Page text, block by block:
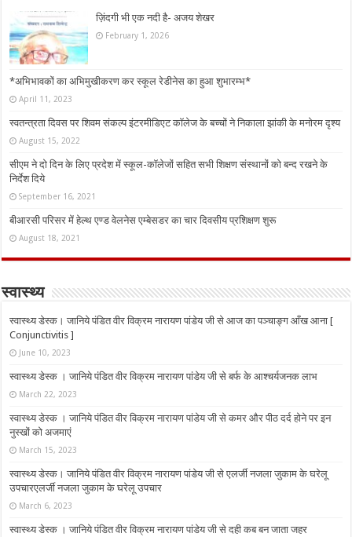
ज़िंदगी भी एक नदी है- अजय शेखर
February 1, 2026
*अभिभावकों का अभिमुखीकरण कर स्कूल रेडीनेस का हुआ शुभारम्भ*
April 11, 2023
स्वतन्त्रता दिवस पर शिवम संकल्प इंटरमीडिएट कॉलेज के बच्चों ने निकाला झांकी के मनोरम दृश्य
August 15, 2022
सीएम ने दो दिन के लिए प्रदेश में स्कूल-कॉलेजों सहित सभी शिक्षण संस्थानों को बन्द रखने के
निर्देश दिये
September 16, 2021
बीआरसी परिसर में हेल्थ एण्ड वेलनेस एम्बेसडर का चार दिवसीय प्रशिक्षण शुरू
August 18, 2021
स्वास्थ्य
स्वास्थ्य डेस्क। जानिये पंडित वीर विक्रम नारायण पांडेय जी से आज का पञ्चाङ्ग आँख आना [
Conjunctivitis ]
June 10, 2023
स्वास्थ्य डेस्क । जानिये पंडित वीर विक्रम नारायण पांडेय जी से बर्फ के आश्चर्यजनक लाभ
March 22, 2023
स्वास्थ्य डेस्क । जानिये पंडित वीर विक्रम नारायण पांडेय जी से कमर और पीठ दर्द होने पर इन
नुस्‍खों को अजमाएं
March 15, 2023
स्वास्थ्य डेस्क। जानिये पंडित वीर विक्रम नारायण पांडेय जी से एलर्जी नजला जुकाम के घरेलू
उपचारएलर्जी नजला जुकाम के घरेलू उपचार
March 6, 2023
स्वास्थ्य डेस्क । जानिये पंडित वीर विक्रम नारायण पांडेय जी से दही कब बन जाता जहर